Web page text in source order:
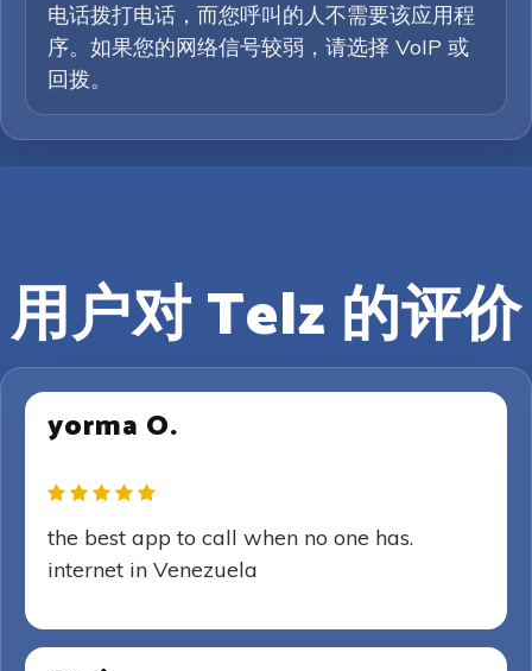
电话拨打电话，而您呼叫的人不需要该应用程
序。如果您的网络信号较弱，请选择 VoIP 或
回拨。
用户对 Telz 的评价
yorma O.
the best app to call when no one has.
internet in Venezuela